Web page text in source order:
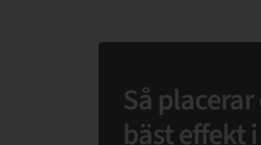
Så
bäst effekt